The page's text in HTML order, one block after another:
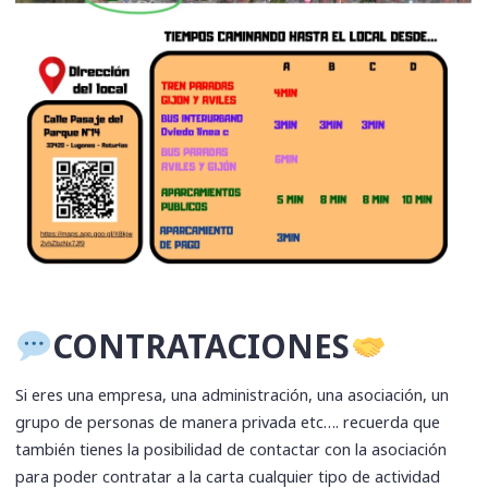
​CONTRATACIONES
Si eres una empresa, una administración, una asociación, un
grupo de personas de manera privada etc…. recuerda que
también tienes la posibilidad de contactar con la asociación
para poder contratar a la carta cualquier tipo de actividad